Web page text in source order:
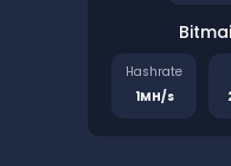
Hashrate
1MH/s